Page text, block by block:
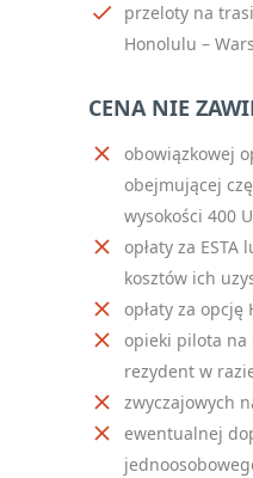
przeloty na
Honolulu –
CENA NIE
obowiązkowej
obejmującej
wysokości 400
opłaty za ESTA
kosztów ich
opłaty za opcję
opieki pilota na
rezydent w
zwyczajowych
ewentualnej